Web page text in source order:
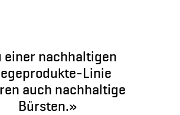
einer nachhaltigen
Linie
auch nachhaltige
Bürsten.»